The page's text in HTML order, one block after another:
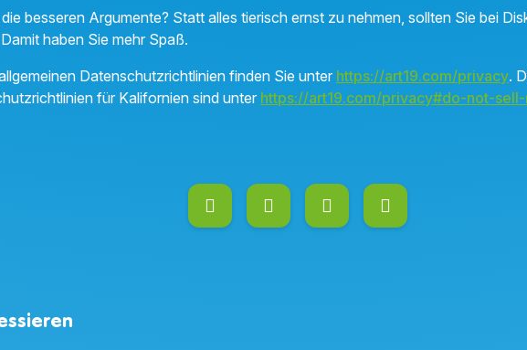
besseren Argumente? Statt alles tierisch ernst zu nehmen, sollten Sie bei
haben Sie mehr Spaß.
Datenschutzrichtlinien finden Sie unter https://art19.com/privacy.
für Kalifornien sind unter https://art19.com/privacy#do-not-